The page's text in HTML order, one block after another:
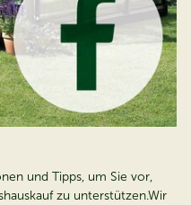
und Tipps, um Sie vor,
zu unterstützen.Wir